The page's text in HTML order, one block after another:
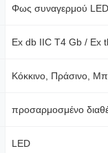
Ex db IIC T4 Gb / Ex
προσαρμοσμένο
LED